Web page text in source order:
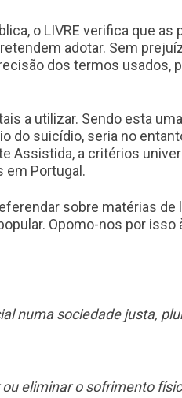
o LIVRE verifica que
adotar. Sem
dos termos usados,
a utilizar. Sendo esta
do suicídio, seria no
Assistida, a critérios
em Portugal.
sobre matérias
Opomo-nos por isso
numa sociedade justa,
eliminar o sofrimento